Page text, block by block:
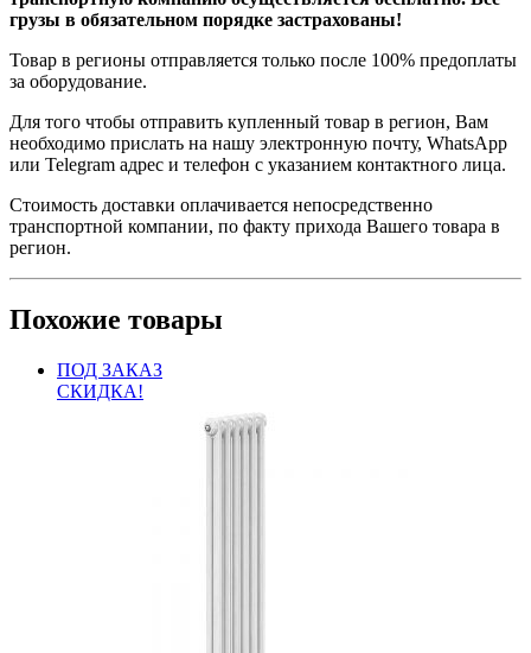
грузы в обязательном порядке застрахованы!
Товар в регионы отправляется только после 100% предоплаты
за оборудование.
Для того чтобы отправить купленный товар в регион, Вам
необходимо прислать на нашу электронную почту, WhatsApp
или Telegram адрес и телефон с указанием контактного лица.
Стоимость доставки оплачивается непосредственно
транспортной компании, по факту прихода Вашего товара в
регион.
Похожие товары
ПОД ЗАКАЗ
СКИДКА!